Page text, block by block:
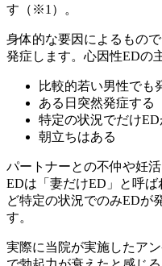
す（※1）。
身体的な要因によるもの
発症します。 心因性EDの
比較的若い男性でも
ある日突然発症する
特定の状況でだけ
朝立ちはある
パートナーとの不仲や妊
EDは「妻だけED」と呼
ど特定の状況でのみEDが
す。
実際に当院が実施したア